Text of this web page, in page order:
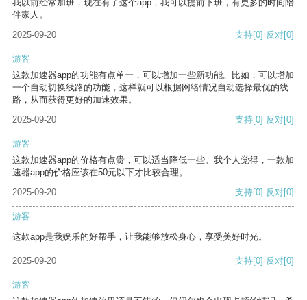
我以前经常加班，现在有了这个app，我可以提前下班，有更多的时间陪
伴家人。
2025-09-20
支持[0] 反对[0]
游客
这款加速器app的功能有点单一，可以增加一些新功能。比如，可以增加
一个自动切换线路的功能，这样就可以根据网络情况自动选择最优的线
路，从而获得更好的加速效果。
2025-09-20
支持[0] 反对[0]
游客
这款加速器app的价格有点贵，可以适当降低一些。我个人觉得，一款加
速器app的价格应该在50元以下才比较合理。
2025-09-20
支持[0] 反对[0]
游客
这款app是我娱乐的好帮手，让我能够放松身心，享受美好时光。
2025-09-20 支持[0] 反对[0]
游客